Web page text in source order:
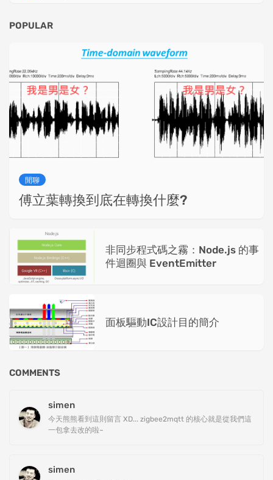
POPULAR
閒聊
傅立葉轉換到底在轉換什麼?
非同步程式碼之霧：Node.js 的事
件迴圈與 EventEmitter
面板驅動IC設計目的簡介
COMMENTS
simen
今天熊熊看到這則留言 XD... zigbee2mqtt 的核心就是從我們這
一包拿去改的啦~
simen